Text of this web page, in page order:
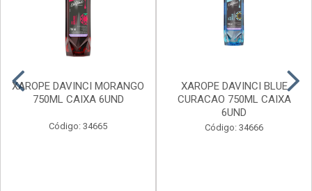
XAROPE DAVINCI MORANGO
750ML CAIXA 6UND
Código: 34665
XAROPE DAVINCI BLUE
CURACAO 750ML CAIXA
6UND
Código: 34666